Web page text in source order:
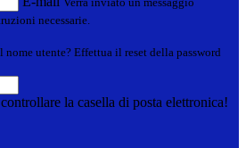
necessarie.
nome utente? Effettua il reset della password
la casella di posta elettronica!